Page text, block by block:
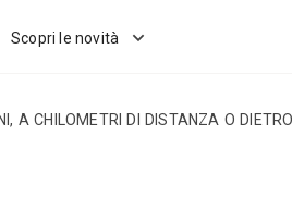
Scopri le novità
A CHILOMETRI DI DISTANZA O